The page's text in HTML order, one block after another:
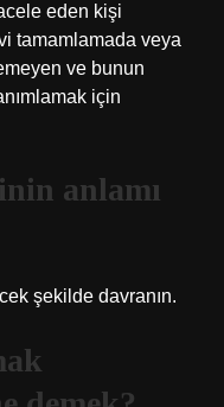
eden kişi
tamamlamada veya
ve bunun
için
anlamı
şekilde davranın.